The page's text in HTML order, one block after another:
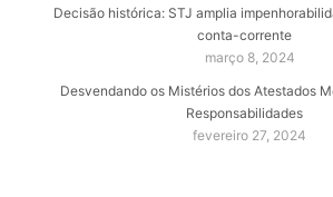
Decisão histórica: STJ amplia
conta-corrente
março 8, 2024
Desvendando os Mistérios dos Atestados
Responsabilidades
fevereiro 27, 2024